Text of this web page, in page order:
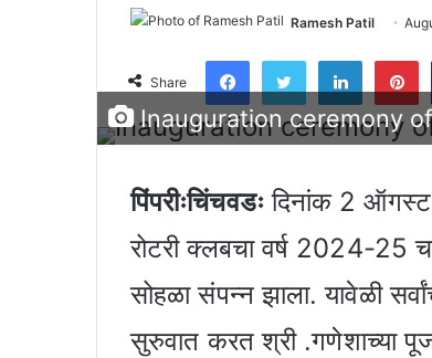
Ramesh Patil
Share
Facebook
Twitter
Inauguration ceremony
पिंपरीःचिंचवडःदिनांक 2 ऑगस्ट
रोटरी क्लबचा वर्ष 2024-25
सोहळा संपन्न झाला. यावेळी
सुरुवात करत श्री .गणेशाच्या